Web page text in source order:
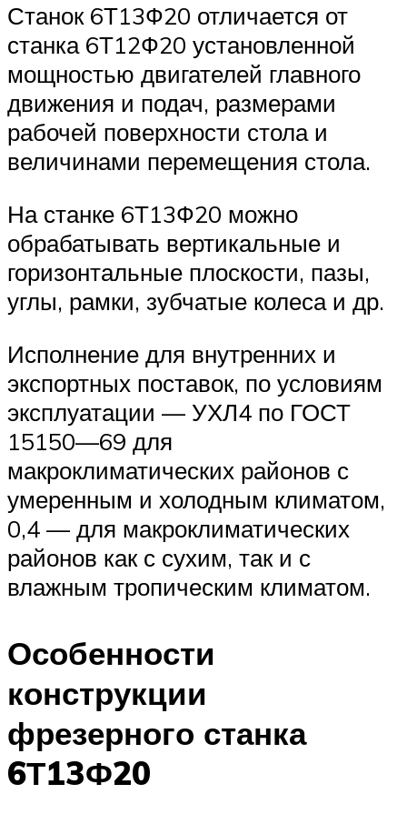
Станок 6Т13Ф20 отличается от
станка 6Т12Ф20 установленной
мощностью двигателей главного
движения и подач, размерами
рабочей поверхности стола и
величинами перемещения стола.
На станке 6Т13Ф20 можно
обрабатывать вертикальные и
горизонтальные плоскости, пазы,
углы, рамки, зубчатые колеса и др.
Исполнение для внутренних и
экспортных поставок, по условиям
эксплуатации — УХЛ4 по ГОСТ
15150—69 для
макроклиматических районов с
умеренным и холодным климатом,
0,4 — для макроклиматических
районов как с сухим, так и с
влажным тропическим климатом.
Особенности
конструкции
фрезерного станка
6Т13Ф20